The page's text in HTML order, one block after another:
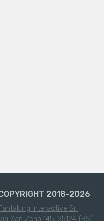
2018-2026
Interactive Srl